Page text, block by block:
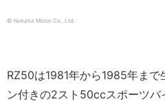
© Yamaha Motor Co., Ltd.
RZ50は1981年から1985年まで
ン付きの2スト50ccスポーツバ